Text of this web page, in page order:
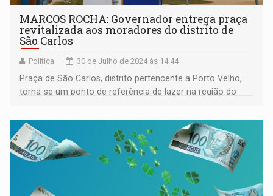
MARCOS ROCHA: Governador entrega praça
revitalizada aos moradores do distrito de
São Carlos
Política 30 de Julho de 2024 às 14:44
Praça de São Carlos, distrito pertencente a Porto Velho,
torna-se um ponto de referência de lazer na região do